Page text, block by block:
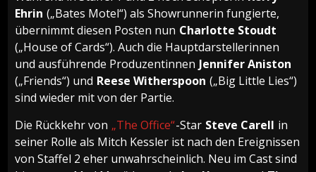
Ehrin („Bates Motel“) als Showrunnerin fungierte,
übernimmt diesen Posten nun Charlotte Stoudt
(„House of Cards“). Auch die Hauptdarstellerinnen
und ausführende Produzentinnen Jennifer Aniston
(„Friends“) und Reese Witherspoon („Big Little Lies“)
sind wieder mit von der Partie.
Die Rückkehr von „The Office“-Star Steve Carell in
seiner Rolle als Mitch Kessler ist nach den Ereignissen
von Staffel 2 eher unwahrscheinlich. Neu im Cast sind